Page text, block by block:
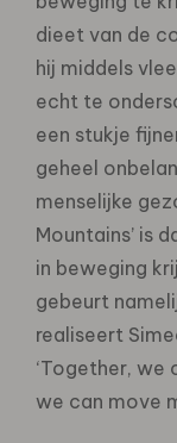
dieet van de
hij middels
echt te
een stukje
geheel
menselijke
Mountains’ is
in beweging
gebeurt
realiseert
‘Together,
we can move